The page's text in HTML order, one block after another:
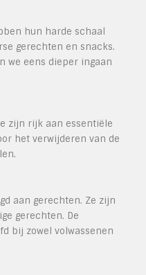
hun harde schaal
gerechten en snacks.
we eens dieper ingaan
zijn rijk aan essentiële
het verwijderen van de
aan gerechten. Ze zijn
gerechten. De
bij zowel volwassenen